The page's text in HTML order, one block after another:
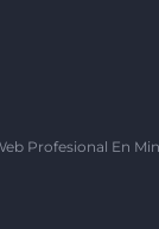
Profesional En